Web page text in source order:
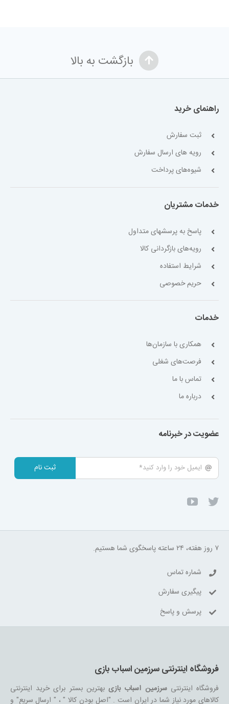
بازگشت به بالا
راهنمای خرید
ثبت سفارش
رویه های ارسال سفارش
شیوه‌های پرداخت
خدمات مشتریان
پاسخ به پرسشهای متداول
رویه‌های بازگردانی کالا
شرایط استفاده
حریم خصوصی
خدمات
همکاری با سازمان‌ها
فرصت‌های شغلی
تماس با ما
درباره ما
عضویت در خبرنامه
ثبت نام
۷ روز هفته، ۲۴ ساعته پاسخگوی شما هستیم.
شماره تماس
پیگیری سفارش
پرسش و پاسخ
فروشگاه اینترنتی سرزمین اسباب بازی
فروشگاه اینترنتیسرزمین اسباب بازیبهترین بستر برای خرید اینترنتی
کالاهای مورد نیاز شما در ایران است . "اصل بودن کالا " ، " ارسال سریع" و